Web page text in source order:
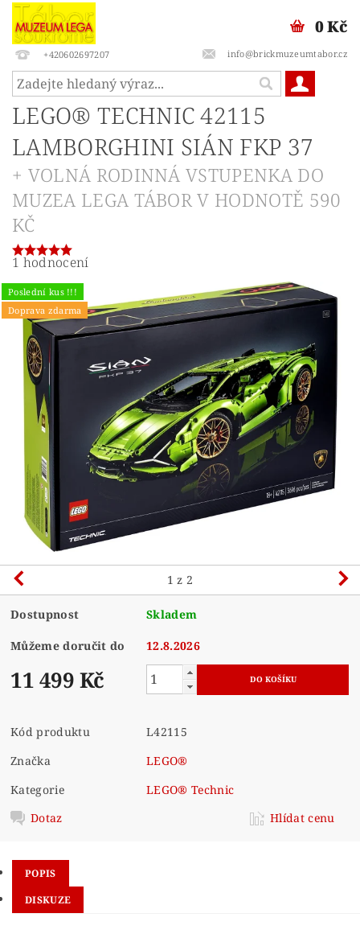
+420602697207 info@brickmuzeumtabor.cz
0 Kč
LEGO® TECHNIC 42115
LAMBORGHINI SIÁN FKP 37
+ VOLNÁ RODINNÁ VSTUPENKA DO
MUZEA LEGA TÁBOR V HODNOTĚ 590
KČ
1 hodnocení
Poslední kus !!!
Doprava zdarma
1 z 2
Dostupnost Skladem
Můžeme doručit do 12.8.2026
11 499 Kč
Kód produktu
L42115
Značka
LEGO®
Kategorie
LEGO® Technic
Dotaz
Hlídat cenu
POPIS
DISKUZE